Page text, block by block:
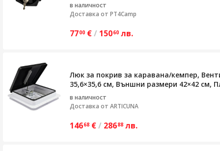
в наличност
Доставка от PT4Camp
7700 €/ 15060 лв.
Люк за покрив за каравана/кемпер,
35,6×35,6 см, Външни размери 42×42 см,
в наличност
Доставка от ARTICUNA
14668 €/ 28688 лв.